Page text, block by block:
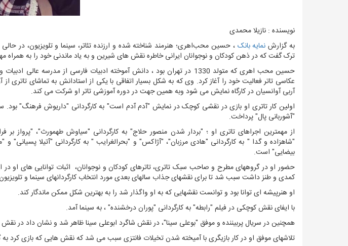
نویسنده : نازیلا محمدی
به گزارش نمایه بانک،
ترک گفت که در ذهن کودکان و نوجوانان ایرانی خاطره نقش های شیرین و به یاد ماندنی خود را به همراه
عکاسی تاتر فعالیت خود را آغاز کرد. وی که به شکل بسیار اتفاقی با یکی از استادانش به تماشای تاتری
آربی آوانسیان در کارگاه نمایش می شود وبه همین جهت در دوره آموزشی تاتر او شرکت می کند.
اولین کار تاتری او بازی در نقشی کوچک در نمایش "آدم آدم است" به کارگردانی "داریوش فرهنگ" بود.
"آشوربانی پال" پرداخت.
از مهمترین اجراهای تاتری او ؛ "بردار شدن منصور حلاج" به کارگردانی "سیاوش طهمورث"، "پرواز بر
"شاهزاده و گدا " به کارگردانی "هادی مرزبان"، "آژاکس" و "بحرالغرایب " به کارگردانی "آتیلا پسیانی"
بیضایی" است.
حضور او در گروههای مطرح و صاحب سبک تاتری، تاترهای کودکان و نوجوانان، اثبات توانایی های او
کمدی و طنز داشت سبب شد تا برای نقشهای جذاب سالهای بعدی مورد انتخاب کارگردانهای سینما و تلویزیون
او هنرپیشه ای توانا بود و توانست نقشهایی که به او واگذار شد را به بهترین شکل ممکن ماندگار کند.
با ایفای نقش کوچکی در فیلم "رابطه" به کارگردانی "پوران درخشنده" ، به سینما آمد.
همچنین در سریال پربیننده و موفق "بوعلی سینا"، در نقش شاگرد ابوعلی سینا ظاهر شد و نشان داد در
تلاشهای موفق او در کار بازیگری با آمیخته شدن تخیلات فانتزی سبب می شد که نقش هایی که بازی کرد